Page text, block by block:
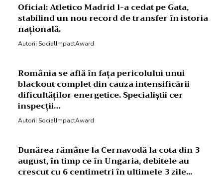
Oficial: Atletico Madrid l-a cedat pe Gata,
stabilind un nou record de transfer în istoria
națională.
Autorii SocialImpactAward
România se află în fața pericolului unui
blackout complet din cauza intensificării
dificultăților energetice. Specialiștii cer
inspecții…
Autorii SocialImpactAward
Dunărea rămâne la Cernavodă la cota din 3
august, în timp ce în Ungaria, debitele au
crescut cu 6 centimetri în ultimele 3 zile...